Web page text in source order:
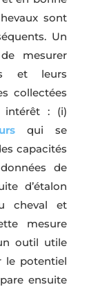
sont
Un
mesurer
et leurs
collectées
: (i)
qui se
capacités
de
d’étalon
cheval et
mesure
outil utile
le potentiel
ensuite